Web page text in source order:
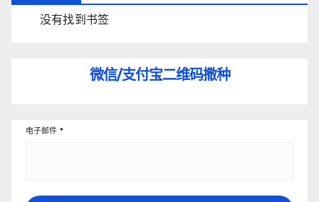
没有找到书签
微信/支付宝二维码撒种
电子邮件 *